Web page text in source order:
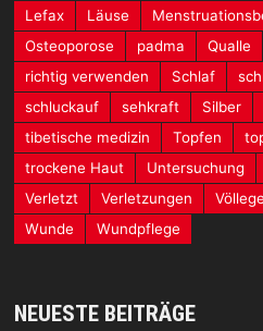
Lefax
Läuse
Osteoporose
padma Qualle
richtig verwenden
Schlaf
schluckauf
sehkraft Silber
tibetische medizin
Topfen
trockene Haut
Untersuchung
Verletzt
Verletzungen
Wunde
Wundpflege
NEUESTE BEITRÄGE